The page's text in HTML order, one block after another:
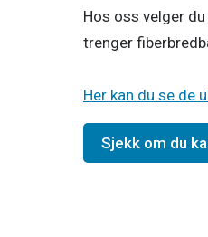
Hos oss velger
trenger
Her kan du se de
Sjekk om du